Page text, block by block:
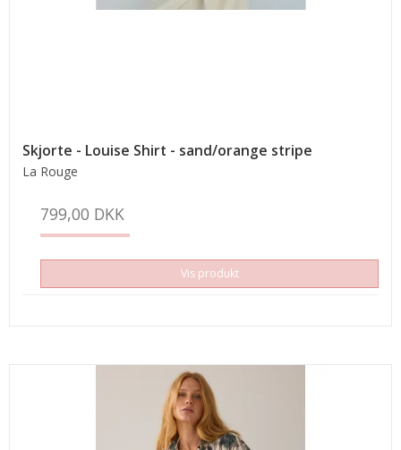
Skjorte - Louise Shirt - sand/orange stripe
La Rouge
799,00 DKK
Vis produkt